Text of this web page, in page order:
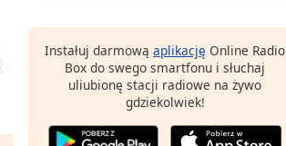
Instałuj darmową aplikację Online Radio
Box do swego smartfonu i słuchaj
uliubionę stacji radiowe na żywo
gdziekolwiek!